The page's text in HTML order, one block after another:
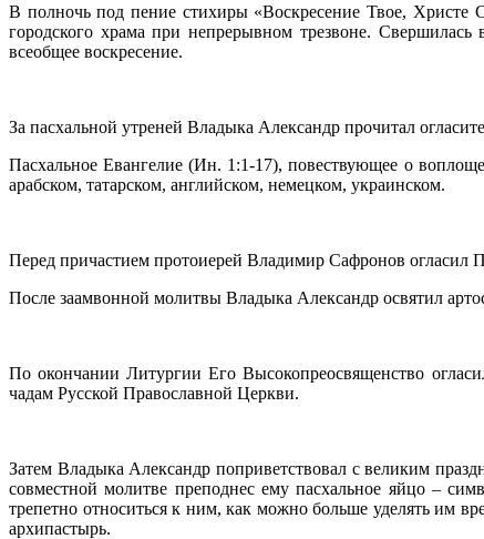
В полночь под пение стихиры «Воскресение Твое, Христе
городского храма при непрерывном трезвоне.
всеобщее воскресение.
За пасхальной утреней Владыка Александр прочитал
Пасхальное Евангелие (Ин. 1:1-17), повествующее о
арабском, татарском, английском, немецком, украинском.
Перед причастием протоиерей Владимир Сафронов огласил
После заамвонной молитвы Владыка Александр освятил
По окончании Литургии Его Высокопреосвященство
чадам Русской Православной Церкви.
Затем Владыка Александр поприветствовал с великим
совместной молитве преподнес ему пасхальное яйцо –
трепетно относиться к ним, как можно больше уделять им
архипастырь.